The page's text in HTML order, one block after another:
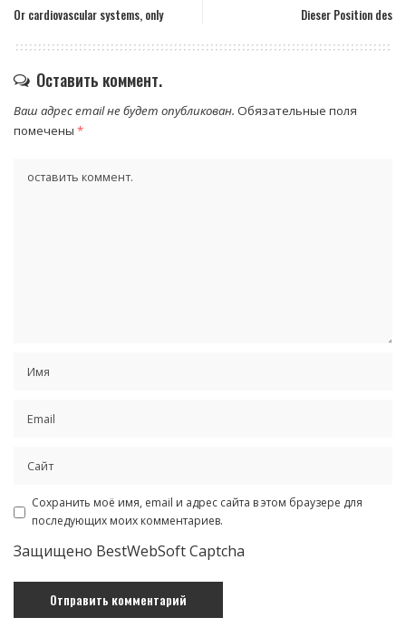
Or cardiovascular systems, only Dieser Position des
Оставить коммент.
Ваш адрес email не будет опубликован. Обязательные поля
помечены *
Сохранить моё имя, email и адрес сайта в этом браузере для
последующих моих комментариев.
Защищено BestWebSoft Captcha